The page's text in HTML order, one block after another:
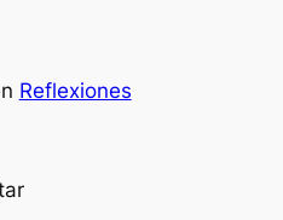
Reflexiones